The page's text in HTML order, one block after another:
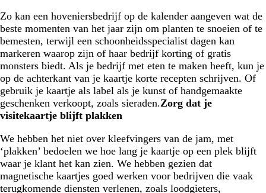
Zo kan een hoveniersbedrijf op de kalender aangeven wat de
beste momenten van het jaar zijn om planten te snoeien of te
bemesten, terwijl een schoonheidsspecialist dagen kan
markeren waarop zijn of haar bedrijf korting of gratis
monsters biedt. Als je bedrijf met eten te maken heeft, kun je
op de achterkant van je kaartje korte recepten schrijven. Of
gebruik je kaartje als label als je kunst of handgemaakte
geschenken verkoopt, zoals sieraden.Zorg dat je
visitekaartje blijft plakken
We hebben het niet over kleefvingers van de jam, met
‘plakken’ bedoelen we hoe lang je kaartje op een plek blijft
waar je klant het kan zien. We hebben gezien dat
magnetische kaartjes goed werken voor bedrijven die vaak
terugkomende diensten verlenen, zoals loodgieters,